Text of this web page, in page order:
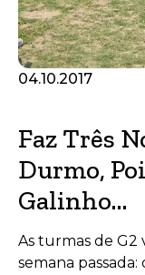
04.10.2017
Faz Três
Durmo,
Galinho…
As turmas de G2
semana